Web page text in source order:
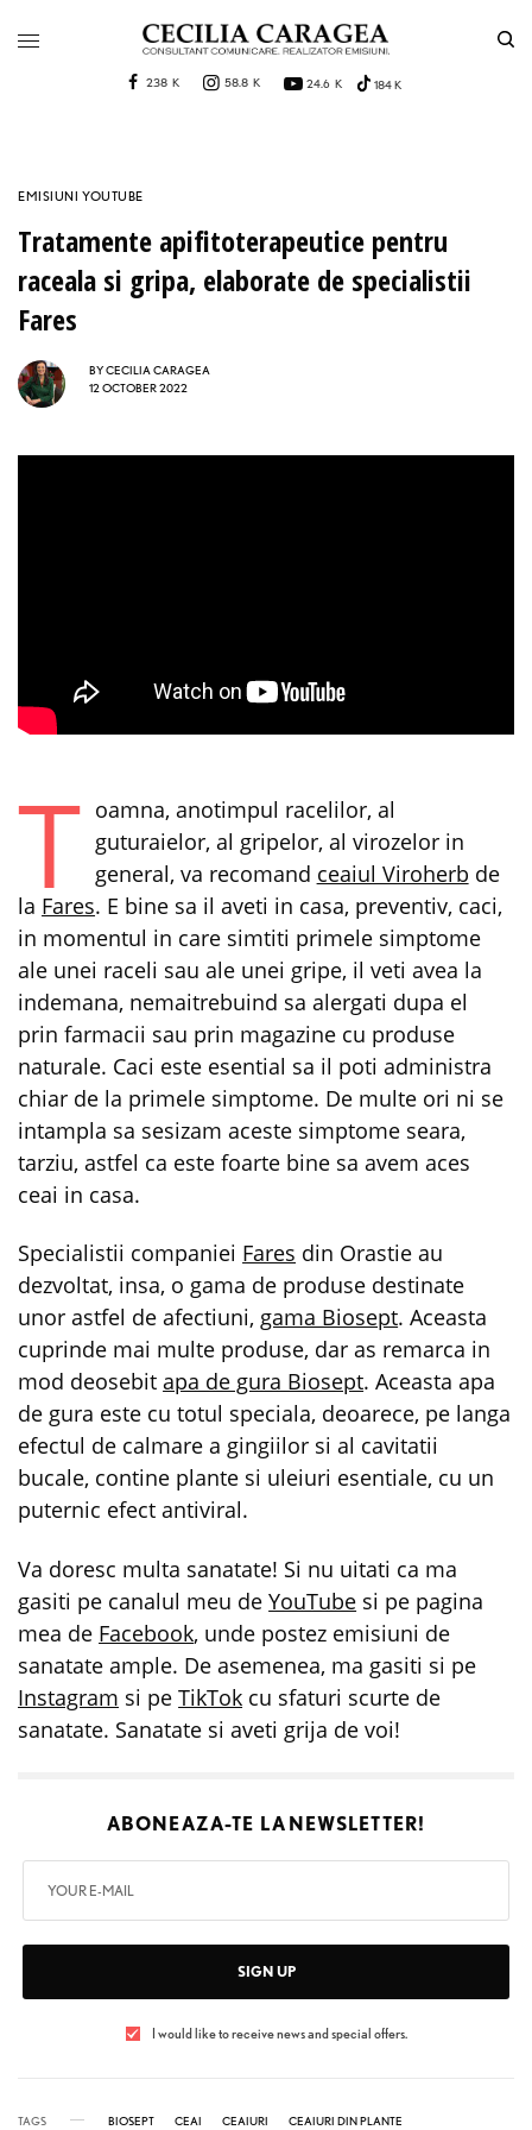
238 K 58.8 K 24.6 K 184 K
EMISIUNI YOUTUBE
Tratamente apifitoterapeutice pentru
raceala si gripa, elaborate de specialistii
Fares
BYCECILIA CARAGEA
12 OCTOBER 2022
T oamna, anotimpul racelilor, al
guturaielor, al gripelor, al virozelor in
general, va recomand ceaiul Viroherb de
la Fares. E bine sa il aveti in casa, preventiv, caci,
in momentul in care simtiti primele simptome
ale unei raceli sau ale unei gripe, il veti avea la
indemana, nemaitrebuind sa alergati dupa el
prin farmacii sau prin magazine cu produse
naturale. Caci este esential sa il poti administra
chiar de la primele simptome. De multe ori ni se
intampla sa sesizam aceste simptome seara,
tarziu, astfel ca este foarte bine sa avem aces
ceai in casa.
Specialistii companiei Fares din Orastie au
dezvoltat, insa, o gama de produse destinate
unor astfel de afectiuni, gama Biosept. Aceasta
cuprinde mai multe produse, dar as remarca in
mod deosebitapa de gura Biosept. Aceasta apa
de gura este cu totul speciala, deoarece, pe langa
efectul de calmare a gingiilor si al cavitatii
bucale, contine plante si uleiuri esentiale, cu un
puternic efect antiviral.
Va doresc multa sanatate! Si nu uitati ca ma
gasiti pe canalul meu deYouTube si pe pagina
mea de Facebook, unde postez emisiuni de
sanatate ample. De asemenea, ma gasiti si pe
Instagram si peTikTok cu sfaturi scurte de
sanatate. Sanatate si aveti grija de voi!
ABONEAZA-TE LA NEWSLETTER!
SIGN UP
I would like to receive news and special offers.
TAGS BIOSEPT CEAI CEAIURI CEAIURI DIN PLANTE